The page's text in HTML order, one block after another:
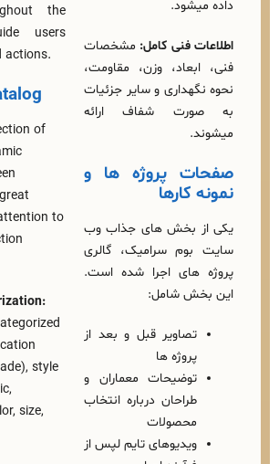
فنی کامل:مشخصات
وزن، مقاومت،
و سایر جزئیات
شفاف ارائه
پروژه‌ ها و
بخش‌ های جذاب وب‌
سرامیک، گالری
اجرا شده است.
شامل:
قبل و بعد از
معماران و
درباره انتخاب
تایم‌ لپس از
placed throughout the
page to guide users
toward desired actions.
Product Catalog
The product section of
the Boom Ceramic
website has been
designed with great
precision and attention to
detail. This section
Smart Categorization:
Products are categorized
based on application
(floor, wall, facade), style
(modern, classic,
minimalist), color, size,